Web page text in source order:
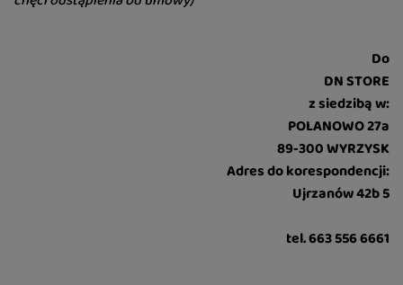
Do
DN STORE
z siedzibą w:
POLANOWO 27a
89-300 WYRZYSK
Adres do korespondencji:
Ujrzanów 42b 5
tel. 663 556 6661